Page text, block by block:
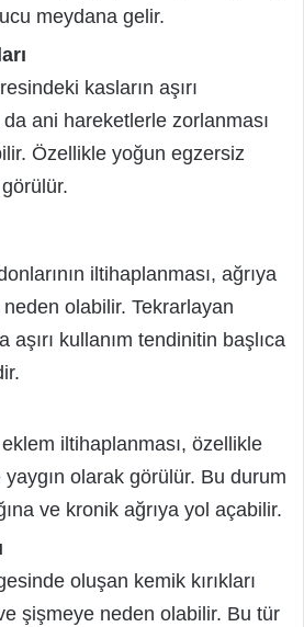
meydana gelir.
kasların aşırı
da ani hareketlerle zorlanması
Özellikle yoğun egzersiz
iltihaplanması, ağrıya
olabilir. Tekrarlayan
aşırı kullanım tendinitin başlıca
iltihaplanması, özellikle
yaygın olarak görülür. Bu durum
ve kronik ağrıya yol açabilir.
oluşan kemik kırıkları
şişmeye neden olabilir. Bu tür